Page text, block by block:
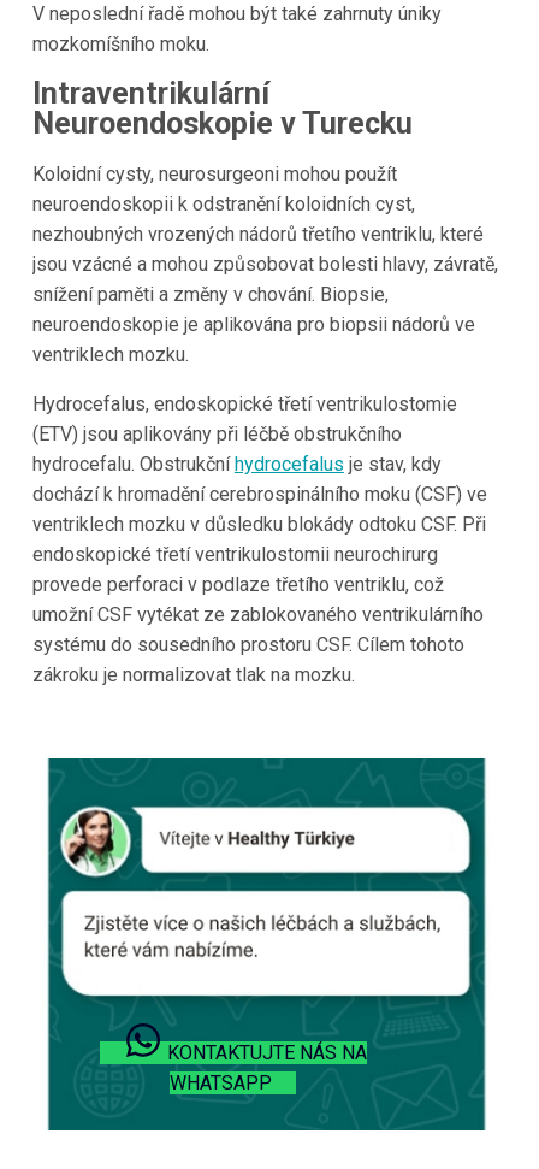
V neposlední řadě mohou být také zahrnuty úniky
mozkomíšního moku.
Intraventrikulární
Neuroendoskopie v Turecku
Koloidní cysty, neurosurgeoni mohou použít
neuroendoskopii k odstranění koloidních cyst,
nezhoubných vrozených nádorů třetího ventriklu, které
jsou vzácné a mohou způsobovat bolesti hlavy, závratě,
snížení paměti a změny v chování. Biopsie,
neuroendoskopie je aplikována pro biopsii nádorů ve
ventriklech mozku.
Hydrocefalus, endoskopické třetí ventrikulostomie
(ETV) jsou aplikovány při léčbě obstrukčního
hydrocefalu. Obstrukčníhydrocefalus je stav, kdy
dochází k hromadění cerebrospinálního moku (CSF) ve
ventriklech mozku v důsledku blokády odtoku CSF. Při
endoskopické třetí ventrikulostomii neurochirurg
provede perforaci v podlaze třetího ventriklu, což
umožní CSF vytékat ze zablokovaného ventrikulárního
systému do sousedního prostoru CSF. Cílem tohoto
zákroku je normalizovat tlak na mozku.
KONTAKTUJTE NÁS NA
WHATSAPP